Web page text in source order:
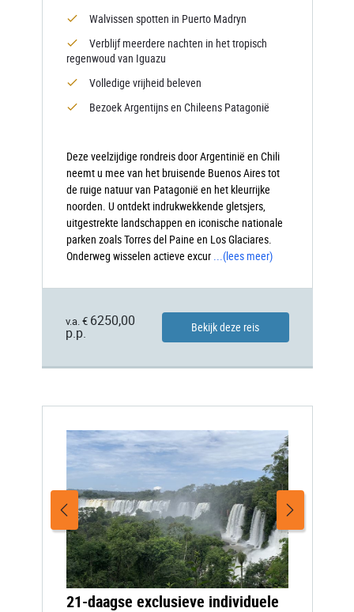
Walvissen spotten in Puerto Madryn
Verblijf meerdere nachten in het tropisch
regenwoud van Iguazu
Volledige vrijheid beleven
Bezoek Argentijns en Chileens Patagonië
Deze veelzijdige rondreis door Argentinië en Chili
neemt u mee van het bruisende Buenos Aires tot
de ruige natuur van Patagonië en het kleurrijke
noorden. U ontdekt indrukwekkende gletsjers,
uitgestrekte landschappen en iconische nationale
parken zoals Torres del Paine en Los Glaciares.
Onderweg wisselen actieve excur ...(lees meer)
v.a. € 6250,00
p.p.
Bekijk deze reis
21-daagse exclusieve individuele